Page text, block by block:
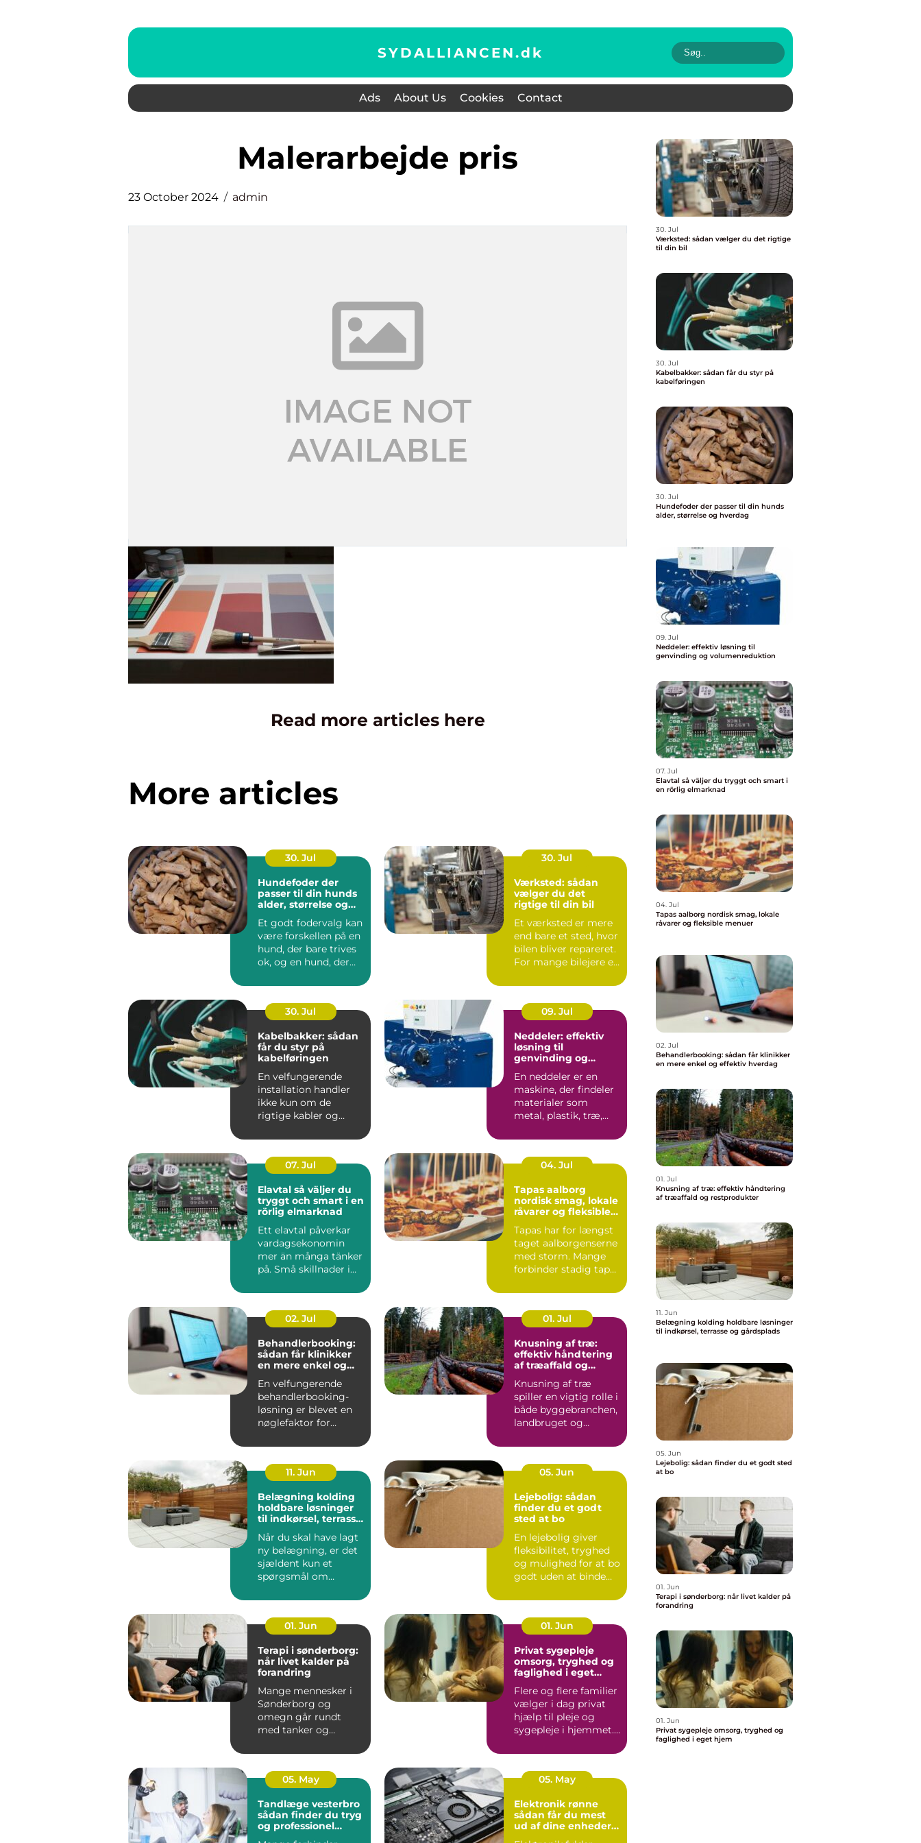
SYDALLIANCEN.dk
Ads About Us Cookies Contact
malerarbejde pris
23 October 2024 admin
Read more articles here
More articles
30. Jul
Hundefoder der
passer til din hunds
alder, størrelse og
Et godt fodervalg kan
være forskellen på en
hund, der bare trives
ok, og en hund, der
30. Jul
Værksted: sådan
vælger du det
rigtige til din bil
Et værksted er mere
end bare et sted, hvor
bilen bliver repareret.
For mange bilejere er
30. Jul
Kabelbakker: sådan
får du styr på
kabelføringen
En velfungerende
installation handler
ikke kun om de
rigtige kabler og
gennemført kab...
09. Jul
Neddeler: effektiv
løsning til
genvinding og
En neddeler er en
maskine, der findeler
materialer som
metal, plastik, træ,
07. Jul
Elavtal så väljer du
tryggt och smart i en
rörlig elmarknad
Ett elavtal påverkar
vardagsekonomin
mer än många tänker
på. Små skillnader i
04. Jul
Tapas aalborg
nordisk smag, lokale
råvarer og fleksible
Tapas har for længst
taget aalborgenserne
med storm. Mange
forbinder stadig tapas
02. Jul
Behandlerbooking:
sådan får klinikker
en mere enkel og
En velfungerende
behandlerbooking-
løsning er blevet en
nøglefaktor for
og beha...
01. Jul
Knusning af træ:
effektiv håndtering
af træaffald og
Knusning af træ
spiller en vigtig rolle i
både byggebranchen,
landbruget og
11. Jun
Belægning kolding
holdbare løsninger
til indkørsel, terrasse
Når du skal have lagt
ny belægning, er det
sjældent kun et
spørgsmål om
løsning ska...
05. Jun
Lejebolig: sådan
finder du et godt
sted at bo
En lejebolig giver
fleksibilitet, tryghed
og mulighed for at bo
godt uden at binde
01. Jun
Terapi i sønderborg:
når livet kalder på
forandring
Mange mennesker i
Sønderborg og
omegn går rundt
med tanker og
mere end godt er....
01. Jun
Privat sygepleje
omsorg, tryghed og
faglighed i eget
Flere og flere familier
vælger i dag privat
hjælp til pleje og
sygepleje i hjemmet.
05. May
Tandlæge vesterbro
sådan finder du tryg
og professionel
05. May
Elektronik rønne
sådan får du mest
ud af dine enheder
30. Jul
Værksted: sådan vælger du det rigtige
til din bil
30. Jul
Kabelbakker: sådan får du styr på
kabelføringen
30. Jul
Hundefoder der passer til din hunds
alder, størrelse og hverdag
09. Jul
Neddeler: effektiv løsning til
genvinding og volumenreduktion
07. Jul
Elavtal så väljer du tryggt och smart i
en rörlig elmarknad
04. Jul
Tapas aalborg nordisk smag, lokale
råvarer og fleksible menuer
02. Jul
Behandlerbooking: sådan får klinikker
en mere enkel og effektiv hverdag
01. Jul
Knusning af træ: effektiv håndtering
af træaffald og restprodukter
11. Jun
Belægning kolding holdbare løsninger
til indkørsel, terrasse og gårdsplads
05. Jun
Lejebolig: sådan finder du et godt sted
at bo
01. Jun
Terapi i sønderborg: når livet kalder på
forandring
01. Jun
Privat sygepleje omsorg, tryghed og
faglighed i eget hjem